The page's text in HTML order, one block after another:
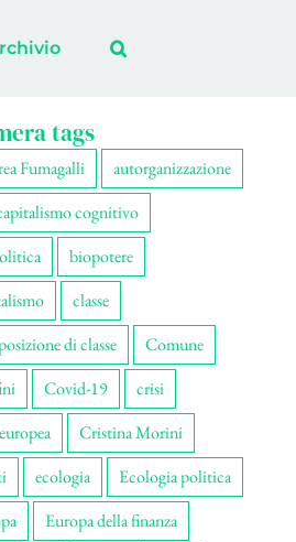
tags
Fumagalli
autorganizzazione
cognitivo
biopotere
classe
di classe
Comune
Covid-19
crisi
Cristina Morini
ecologia
Ecologia politica
Europa della finanza